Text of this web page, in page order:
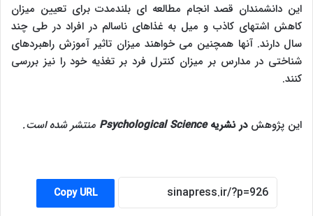
این دانشمندان قصد انجام مطالعه ای بلندمدت برای تعیین میزان
کاهش اشتهای کاذب و میل به غذاهای ناسالم در افراد در طی چند
سال دارند. آنها همچنین می خواهند میزان تاثیر آموزش راهبردهای
شناختی در مدارس بر میزان کنترل فرد بر تغذیه خود را نیز بررسی
کنند.
این پژوهشدر نشریهPsychological Science منتشر شده است.
Copy URL